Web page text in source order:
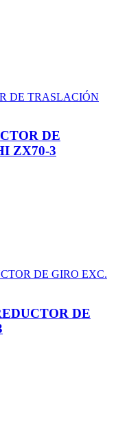
DE
ZX70-3
DE